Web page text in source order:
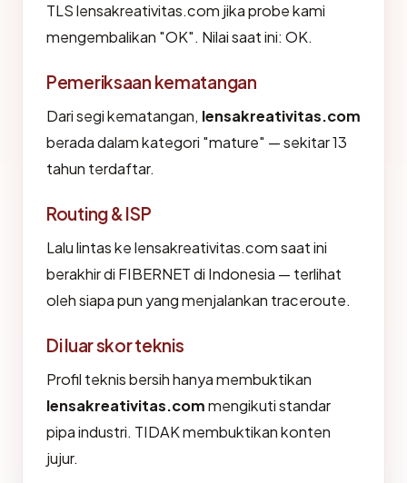
TLS lensakreativitas.com jika probe kami
mengembalikan "OK". Nilai saat ini: OK.
Pemeriksaan kematangan
Dari segi kematangan, lensakreativitas.com
berada dalam kategori "mature" — sekitar 13
tahun terdaftar.
Routing & ISP
Lalu lintas ke lensakreativitas.com saat ini
berakhir di FIBERNET di Indonesia — terlihat
oleh siapa pun yang menjalankan traceroute.
Di luar skor teknis
Profil teknis bersih hanya membuktikan
lensakreativitas.commengikuti standar
pipa industri. TIDAK membuktikan konten
jujur.